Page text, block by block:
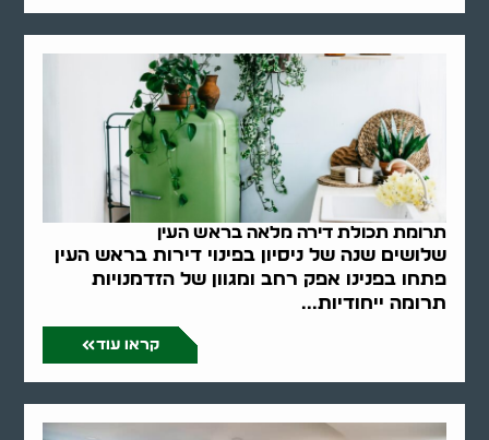
תרומת תכולת דירה מלאה בראש העין
שלושים שנה של ניסיון בפינוי דירות בראש העין
פתחו בפנינו אפק רחב ומגוון של הזדמנויות
תרומה ייחודיות...
קראו עוד